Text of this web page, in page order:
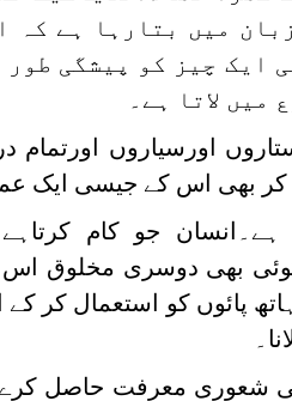
میں بتارہا ہے کہ
ایک چیز کو پیشگی
میں لاتا ہے۔
اورسیاروں اورتمام
کر بھی اس کے جیسی ایک
جو کام
بھی دوسری مخلوق
پائوں کو استعمال کر کے
شعوری معرفت حاصل